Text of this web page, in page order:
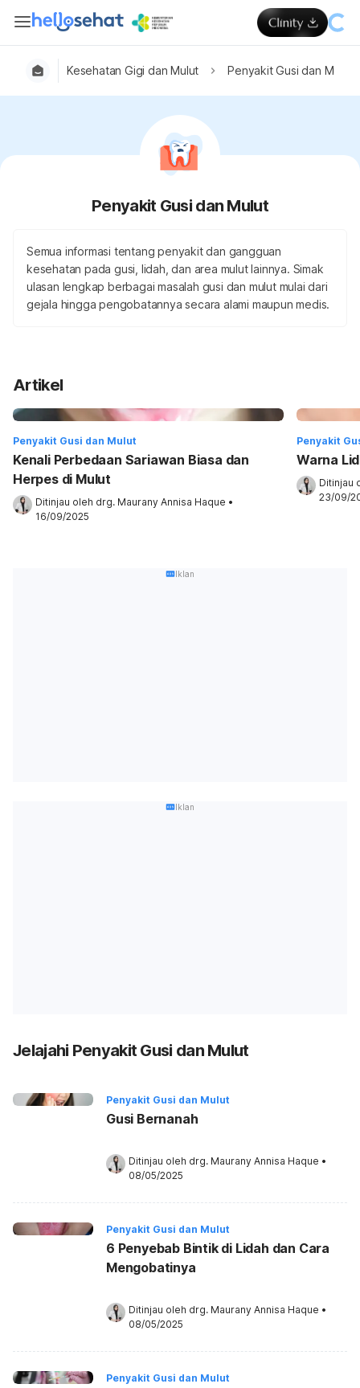
Kesehatan Gigi dan Mulut Penyakit Gusi dan Mulut
Penyakit Gusi dan Mulut
Semua informasi tentang penyakit dan gangguan
kesehatan pada gusi, lidah, dan area mulut lainnya. Simak
ulasan lengkap berbagai masalah gusi dan mulut mulai dari
gejala hingga pengobatannya secara alami maupun medis.
Artikel
Penyakit Gusi dan Mulut
Kenali Perbedaan Sariawan Biasa dan
Herpes di Mulut
Ditinjau oleh drg. Maurany Annisa Haque •
16/09/2025
Penyakit
Warna
Ditinjau
23/09/
Iklan
Iklan
Jelajahi Penyakit Gusi dan Mulut
Penyakit Gusi dan Mulut
Gusi Bernanah
Ditinjau oleh drg. Maurany Annisa Haque •
08/05/2025
Penyakit Gusi dan Mulut
6 Penyebab Bintik di Lidah dan Cara
Mengobatinya
Ditinjau oleh drg. Maurany Annisa Haque •
08/05/2025
Penyakit Gusi dan Mulut